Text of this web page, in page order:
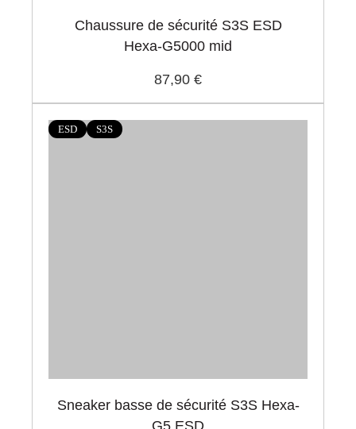
Chaussure de sécurité S3S ESD
Hexa-G5000 mid
87,90 €
ESD S3S
Sneaker basse de sécurité S3S Hexa-